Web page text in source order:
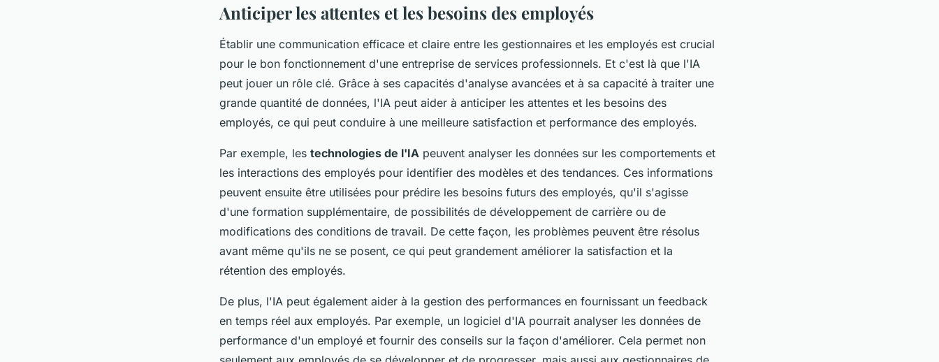
Anticiper les attentes et les besoins des employés
Établir une communication efficace et claire entre les gestionnaires et les employés est crucial
pour le bon fonctionnement d'une entreprise de services professionnels. Et c'est là que l'IA
peut jouer un rôle clé. Grâce à ses capacités d'analyse avancées et à sa capacité à traiter une
grande quantité de données, l'IA peut aider à anticiper les attentes et les besoins des
employés, ce qui peut conduire à une meilleure satisfaction et performance des employés.
Par exemple, les technologies de l'IA peuvent analyser les données sur les comportements et
les interactions des employés pour identifier des modèles et des tendances. Ces informations
peuvent ensuite être utilisées pour prédire les besoins futurs des employés, qu'il s'agisse
d'une formation supplémentaire, de possibilités de développement de carrière ou de
modifications des conditions de travail. De cette façon, les problèmes peuvent être résolus
avant même qu'ils ne se posent, ce qui peut grandement améliorer la satisfaction et la
rétention des employés.
De plus, l'IA peut également aider à la gestion des performances en fournissant un feedback
en temps réel aux employés. Par exemple, un logiciel d'IA pourrait analyser les données de
performance d'un employé et fournir des conseils sur la façon d'améliorer. Cela permet non